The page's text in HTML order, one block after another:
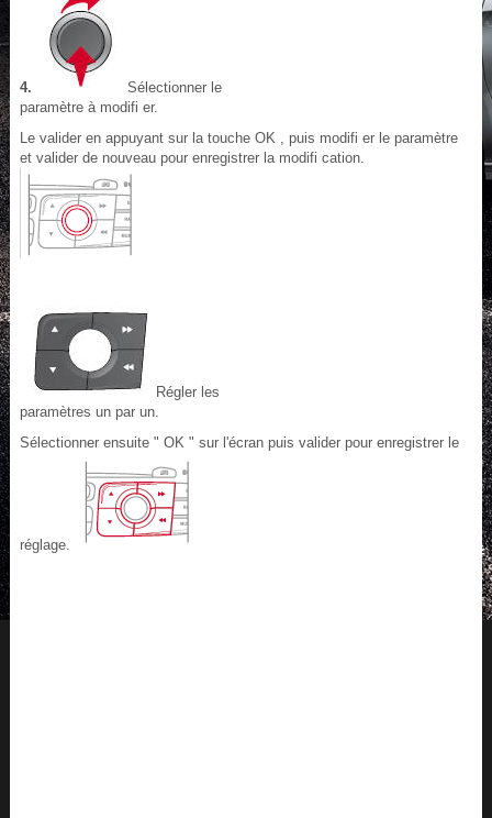
4.
Sélectionner le
paramètre à modifi er.
Le valider en appuyant sur la touche OK , puis modifi er le paramètre
et valider de nouveau pour enregistrer la modifi cation.
Régler les
paramètres un par un.
Sélectionner ensuite " OK " sur l'écran puis valider pour enregistrer le
réglage.